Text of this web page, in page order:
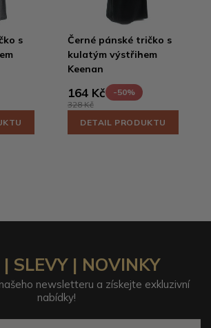
s
Černé pánské tričko s
kulatým výstřihem
Keenan
164 Kč
-50%
328 Kč
DETAIL PRODUKTU
SLEVY | NOVINKY
newsletteru a získejte exkluzivní
nabídky!